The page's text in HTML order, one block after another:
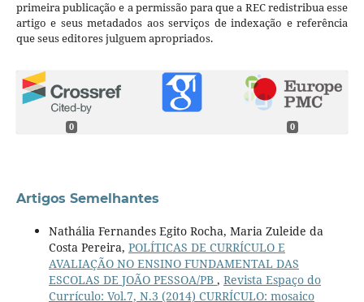
primeira publicação e a permissão para que a REC redistribua esse
artigo e seus metadados aos serviços de indexação e referência
que seus editores julguem apropriados.
0 0
Artigos Semelhantes
Nathália Fernandes Egito Rocha, Maria Zuleide da
Costa Pereira, POLÍTICAS DE CURRÍCULO E
AVALIAÇÃO NO ENSINO FUNDAMENTAL DAS
ESCOLAS DE JOÃO PESSOA/PB , Revista Espaço do
Currículo: Vol.7, N.3 (2014) CURRÍCULO: mosaico